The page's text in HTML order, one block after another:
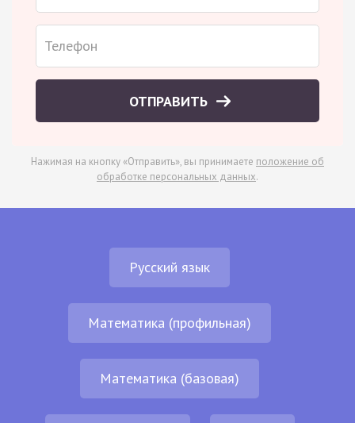
ОТПРАВИТЬ
Нажимая на кнопку «Отправить», вы принимаете положение об
обработке персональных данных.
Русский язык
Математика (профильная)
Математика (базовая)